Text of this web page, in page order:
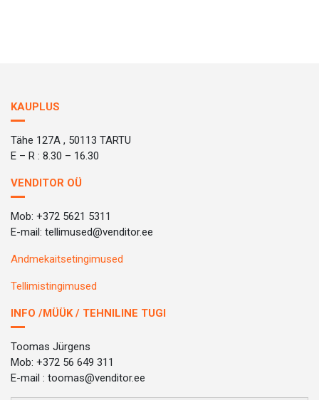
KAUPLUS
Tähe 127A , 50113 TARTU
E – R : 8.30 – 16.30
VENDITOR OÜ
Mob: +372 5621 5311
E-mail: tellimused@venditor.ee
Andmekaitsetingimused
Tellimistingimused
INFO /MÜÜK / TEHNILINE TUGI
Toomas Jürgens
Mob: +372 56 649 311
E-mail : toomas@venditor.ee